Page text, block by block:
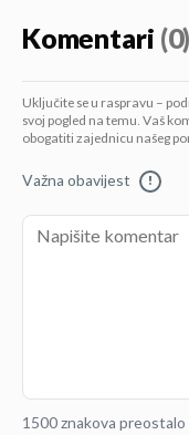
Komentari (0)
Uključite se u raspravu –
svoj pogled na temu. Vaš
obogatiti zajednicu našeg
Važna obavijest !
1500 znakova preostalo